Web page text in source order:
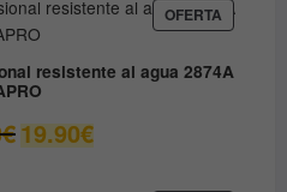
era:
79.90€.
es:
OFERTA
EN
resistente al agua 2874A
€ El
precio
19.90€El
precio